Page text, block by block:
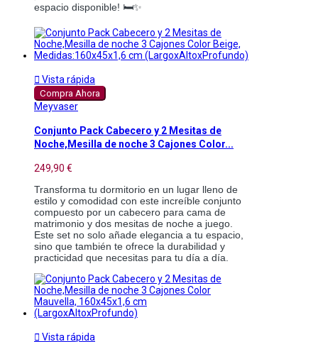
espacio disponible! 🛏️✨
 Vista rápida
Compra Ahora
Meyvaser
Conjunto Pack Cabecero y 2 Mesitas de
Noche,Mesilla de noche 3 Cajones Color...
249,90 €
Transforma tu dormitorio en un lugar lleno de
estilo y comodidad con este increíble conjunto
compuesto por un cabecero para cama de
matrimonio y dos mesitas de noche a juego.
Este set no solo añade elegancia a tu espacio,
sino que también te ofrece la durabilidad y
practicidad que necesitas para tu día a día.
 Vista rápida